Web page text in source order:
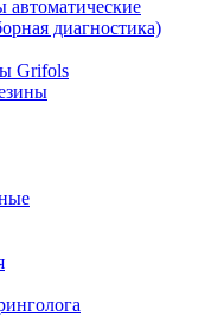
диагностика)
Grifols